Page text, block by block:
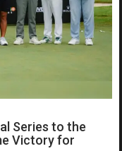
Series to the
Victory for